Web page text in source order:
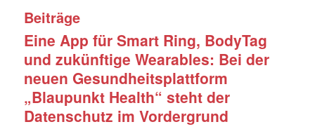
Beiträge
Eine App für Smart Ring, BodyTag
und zukünftige Wearables: Bei der
neuen Gesundheitsplattform
„Blaupunkt Health“ steht der
Datenschutz im Vordergrund